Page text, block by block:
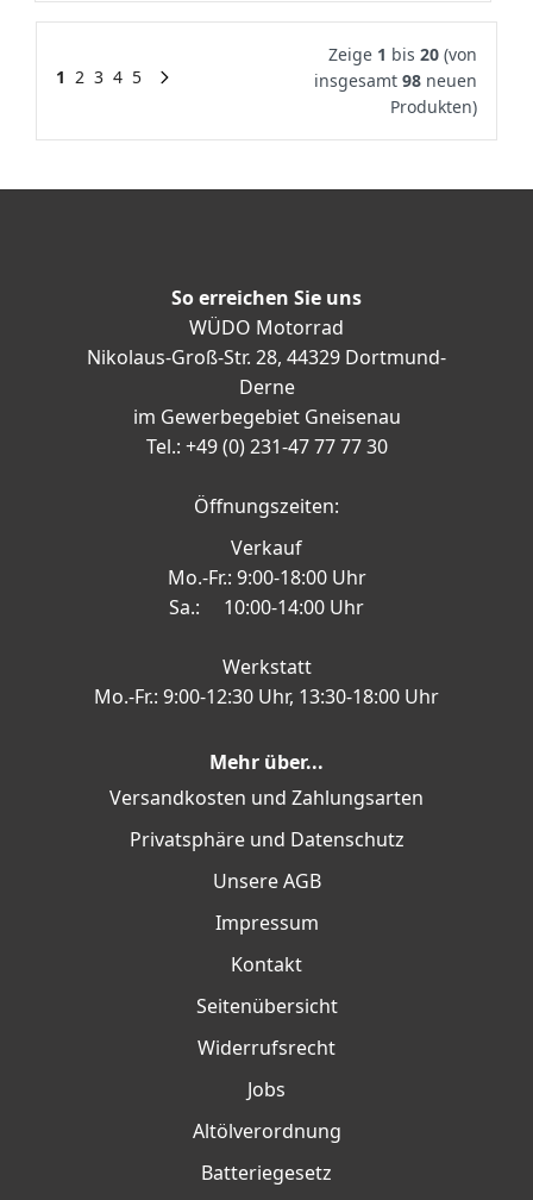
1 2 3 4 5
Zeige 1 bis 20 (von
insgesamt 98 neuen
Produkten)
So erreichen Sie uns
WÜDO Motorrad
Nikolaus-Groß-Str. 28, 44329 Dortmund-
Derne
im Gewerbegebiet Gneisenau
Tel.: +49 (0) 231-47 77 77 30
Öffnungszeiten:
Verkauf
Mo.-Fr.: 9:00-18:00 Uhr
Sa.: 10:00-14:00 Uhr
Werkstatt
Mo.-Fr.: 9:00-12:30 Uhr, 13:30-18:00 Uhr
Mehr über...
Versandkosten und Zahlungsarten
Privatsphäre und Datenschutz
Unsere AGB
Impressum
Kontakt
Seitenübersicht
Widerrufsrecht
Jobs
Altölverordnung
Batteriegesetz